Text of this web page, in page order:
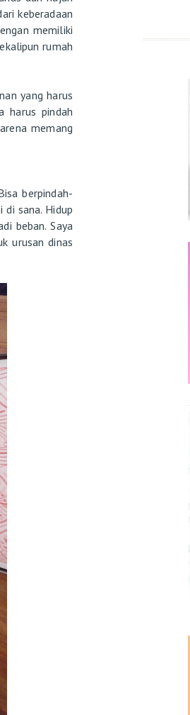
keberadaan
memiliki
rumah
yang harus
harus pindah
memang
berpindah-
sana. Hidup
beban. Saya
urusan dinas